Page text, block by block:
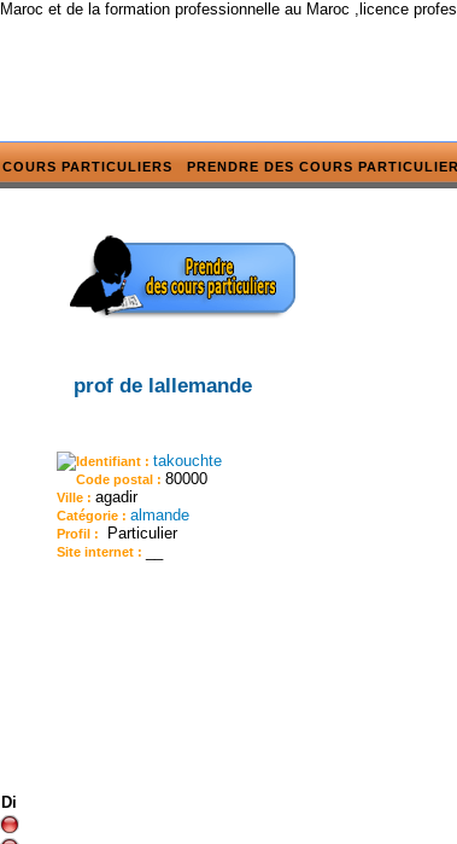
et de la formation professionnelle au Maroc ,licence
PARTICULIERS PRENDRE DES COURS
prof de lallemande
Identifiant :takouchte
Code postal :80000
Ville :agadir
Catégorie :almande
Profil : Particulier
Site internet :
Di